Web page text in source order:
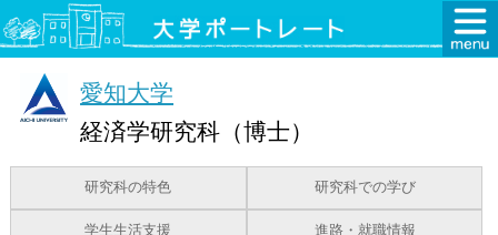
愛知大学
経済学研究科（博士）
研究科の特色 研究科での学び
学生生活支援 進路・就職情報